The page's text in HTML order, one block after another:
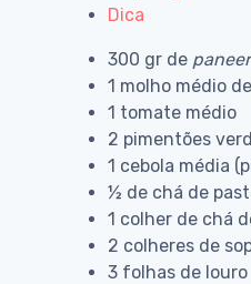
Dica
300 gr de paneer
1 molho médio
1 tomate médio
2 pimentões
1 cebola média
½ de chá de
1 colher de chá
2 colheres de
3 folhas de louro